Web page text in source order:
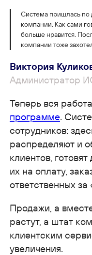
Система пришлась по
компании. Как сами
больше нравится.
компании тоже
Виктория
Администратор
Теперь вся
программе.
сотрудников:
распределяют и
клиентов,
их на оплату,
ответственных за
Продажи, а
растут, а штат
клиентским
увеличения.